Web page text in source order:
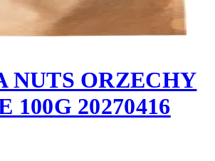
NUTS ORZECHY
100G 20270416